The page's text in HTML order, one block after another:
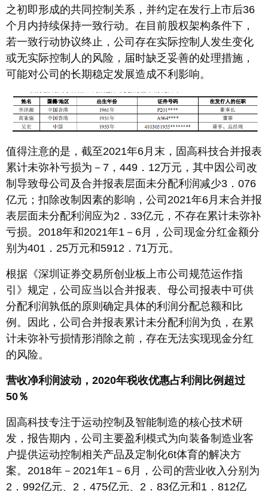
之初即形成的共同控制关系，并约定在发行上市后36
个月内持续保持一致行动。在目前股权架构条件下，
若一致行动协议终止，公司存在实际控制人发生变化
或无实际控制人的风险，届时缺乏妥善的处理措施，
可能对公司的长期稳定发展造成不利影响。
值得注意的是，截至2021年6月末，固高科技合并报表
累计未弥补亏损为－7，449．12万元，其中因公司改
制导致母公司及合并报表层面未分配利润减少3．076
亿元；扣除改制因素的影响，公司2021年6月末合并报
表层面未分配利润应为2．33亿元，不存在累计未弥补
亏损。2018年和2021年1－6月，公司现金分红金额分
别为401．25万元和5912．71万元。
根据《深圳证券交易所创业板上市公司规范运作指
引》规定，公司应当以合并报表、母公司报表中可供
分配利润孰低的原则确定具体的利润分配总额和比
例。因此，公司合并报表累计未分配利润为负，在累
计未弥补亏损情形消除之前，存在无法实现现金分红
的风险。
营收净利润波动，2020年税收优惠占利润比例超过
50％
固高科技专注于运动控制及智能制造的核心技术研
发，报告期内，公司主要盈利模式为向装备制造业客
户提供运动控制相关产品及定制化6t体育的解决方
案。2018年－2021年1－6月，公司的营业收入分别为
2．992亿元、2．475亿元、2．83亿元和1．812亿